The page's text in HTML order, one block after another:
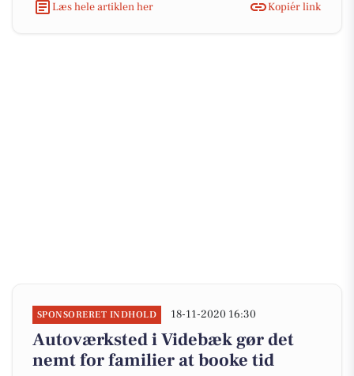
Læs hele artiklen her Kopiér link
SPONSORERET INDHOLD 18-11-2020 16:30
Autoværksted i Videbæk gør det
nemt for familier at booke tid